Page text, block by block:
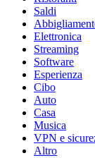
Saldi
Elettronica
Streaming
Software
Esperienza
Cibo
Auto
Casa
Musica
VPN e
Altro